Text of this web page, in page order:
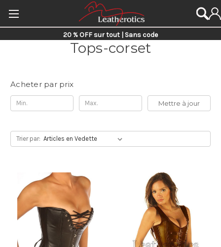
20 % OFF sur tout | Sans code
Tops-corset
Acheter par prix
Mettre à jour
Trier par: